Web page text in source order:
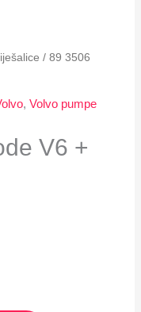
/ 89 3506
,Volvo pumpe
V6 +